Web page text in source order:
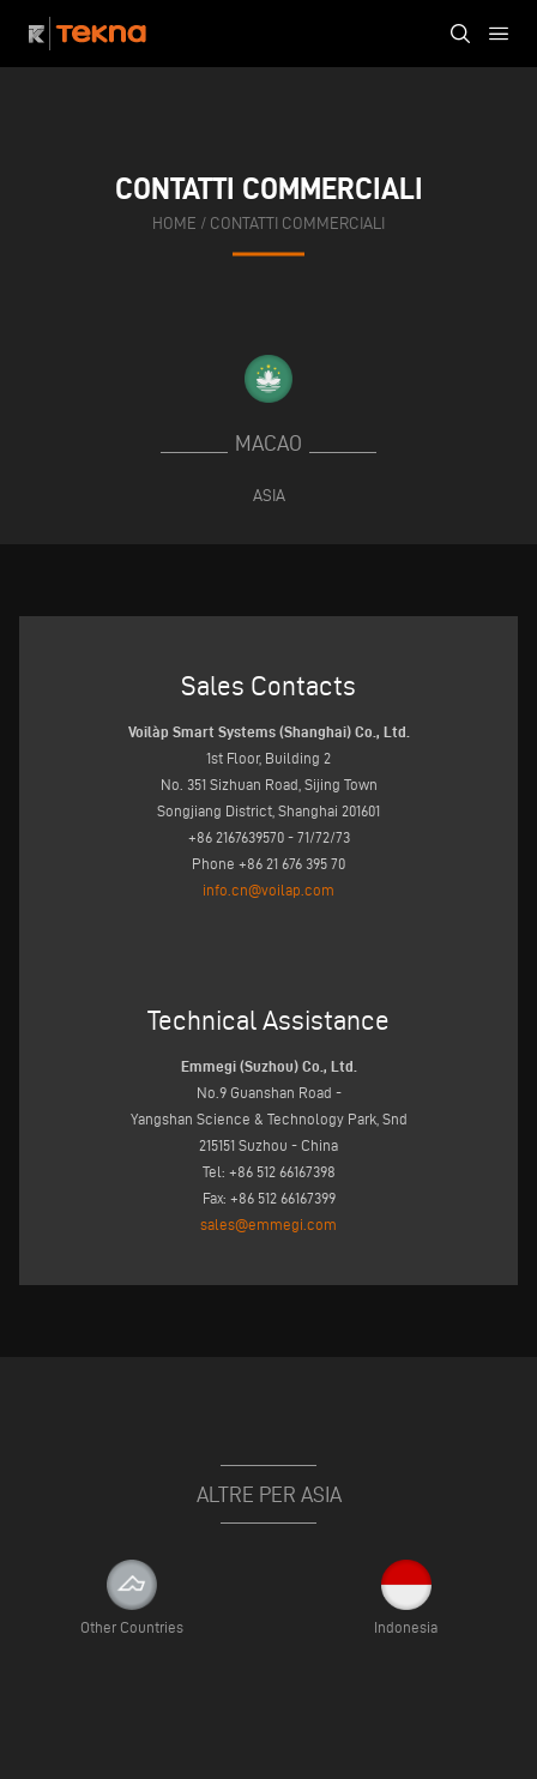
CONTATTI COMMERCIALI
HOME / CONTATTI COMMERCIALI
MACAO
ASIA
Sales Contacts
Voilàp Smart Systems (Shanghai) Co., Ltd.
1st Floor, Building 2
No. 351 Sizhuan Road, Sijing Town
Songjiang District, Shanghai 201601
+86 2167639570 - 71/72/73
Phone +86 21 676 395 70
info.cn@voilap.com
Technical Assistance
Emmegi (Suzhou) Co., Ltd.
No.9 Guanshan Road -
Yangshan Science & Technology Park, Snd
215151 Suzhou - China
Tel: +86 512 66167398
Fax: +86 512 66167399
sales@emmegi.com
ALTRE PER ASIA
Other Countries Indonesia